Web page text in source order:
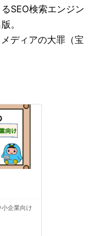
SEO検索エンジン
。
ディアの大罪（宝
企業向け